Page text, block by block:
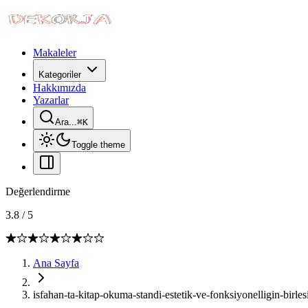
Makaleler
Kategoriler
Hakkımızda
Yazarlar
Ara...⌘K
Toggle theme
Değerlendirme
3.8 / 5
Ana Sayfa
isfahan-ta-kitap-okuma-standi-estetik-ve-fonksiyonelligin-